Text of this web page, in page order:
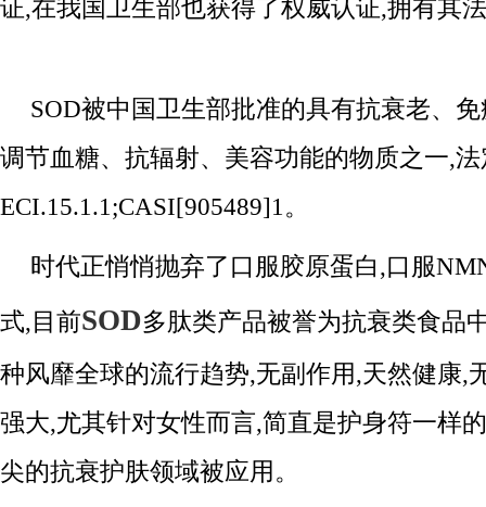
证,在我国卫生部也获得了权威认证,拥有其
SOD被中国卫生部批准的具有抗衰老、
调节血糖、抗辐射、美容功能的物质之一,
ECI.15.1.1;CASI[905489]1。
时代正悄悄抛弃了口服胶原蛋白,口服
式,目前SOD多肽类产品被誉为抗衰类食品
种风靡全球的流行趋势,无副作用,天然健康,
强大,尤其针对女性而言,简直是护身符一样
尖的抗衰护肤领域被应用。